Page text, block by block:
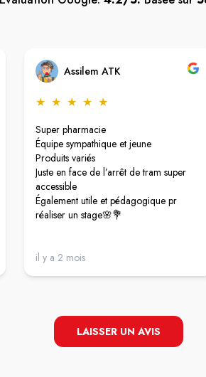
Assilem ATK
★ ★ ★ ★ ★
Super pharmacie
Équipe sympathique et jeune
Produits variés
Juste en face de l’arrêt de tram super
accessible
Également utile et pédagogique pr
réaliser un stage🌸💐
il y a 2 mois
LAISSER UN AVIS